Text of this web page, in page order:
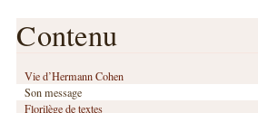
Contenu
Vie d’Hermann Cohen
Son message
Florilège de textes